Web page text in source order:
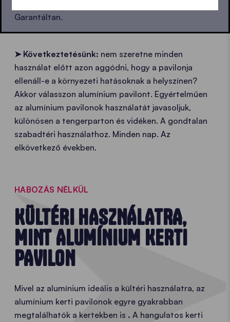
Garantáltan.
➤Következtetésünk: nem szeretne minden
használat előtt azon aggódni, hogy a pavilonja
ellenáll-e a környezeti hatásoknak a helyszínen?
Akkor válasszon alumínium pavilont. Egyértelműen
az alumínium pavilonok használatát javasoljuk,
különösen a tengerparton és vidéken. A gondtalan
szabadtéri használathoz. Minden nap. Az
elkövetkező években.
HABOZÁS NÉLKÜL
KÜLTÉRI HASZNÁLATRA,
MINT ALUMÍNIUM KERTI
PAVILON
Mivel az alumínium ideális a kültéri használatra, az
alumínium kerti pavilonok egyre gyakrabban
megtalálhatók a kertekben is . A hangulatos kerti